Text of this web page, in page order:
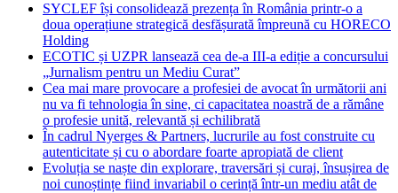
SYCLEF își consolidează prezența în România printr-o a
doua operațiune strategică desfășurată împreună cu HORECO
Holding
ECOTIC și UZPR lansează cea de-a III-a ediție a concursului
„Jurnalism pentru un Mediu Curat”
Cea mai mare provocare a profesiei de avocat în următorii ani
nu va fi tehnologia în sine, ci capacitatea noastră de a rămâne
o profesie unită, relevantă și echilibrată
În cadrul Nyerges & Partners, lucrurile au fost construite cu
autenticitate și cu o abordare foarte apropiată de client
Evoluția se naște din explorare, traversări și curaj, însușirea de
noi cunoștințe fiind invariabil o cerință într-un mediu atât de